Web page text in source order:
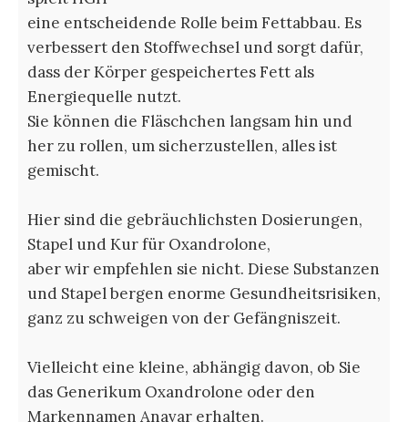
eine entscheidende Rolle beim Fettabbau. Es
verbessert den Stoffwechsel und sorgt dafür,
dass der Körper gespeichertes Fett als
Energiequelle nutzt.
Sie können die Fläschchen langsam hin und
her zu rollen, um sicherzustellen, alles ist
gemischt.
Hier sind die gebräuchlichsten Dosierungen,
Stapel und Kur für Oxandrolone,
aber wir empfehlen sie nicht. Diese Substanzen
und Stapel bergen enorme Gesundheitsrisiken,
ganz zu schweigen von der Gefängniszeit.
Vielleicht eine kleine, abhängig davon, ob Sie
das Generikum Oxandrolone oder den
Markennamen Anavar erhalten.